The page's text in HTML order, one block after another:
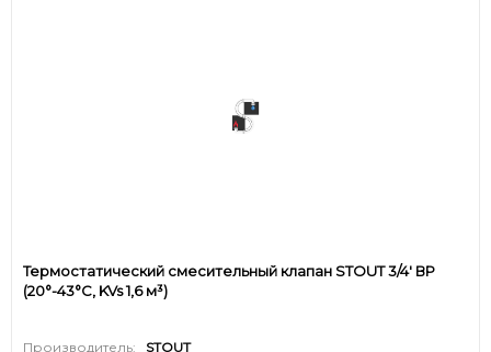
Термостатический смесительный клапан STOUT 3/4' ВР
(20°-43°C, KVs 1,6 м³)
Производитель:
STOUT